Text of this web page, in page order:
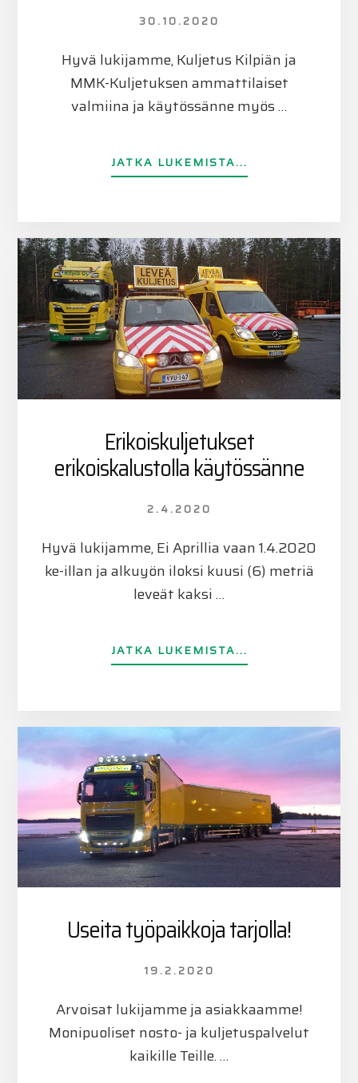
30.10.2020
Hyvä lukijamme, Kuljetus Kilpiän ja
MMK-Kuljetuksen ammattilaiset
valmiina ja käytössänne myös …
JATKA LUKEMISTA...
Erikoiskuljetukset
erikoiskalustolla käytössänne
2.4.2020
Hyvä lukijamme, Ei Aprillia vaan 1.4.2020
ke-illan ja alkuyön iloksi kuusi (6) metriä
leveät kaksi …
JATKA LUKEMISTA...
Useita työpaikkoja tarjolla!
19.2.2020
Arvoisat lukijamme ja asiakkaamme!
Monipuoliset nosto- ja kuljetuspalvelut
kaikille Teille. …